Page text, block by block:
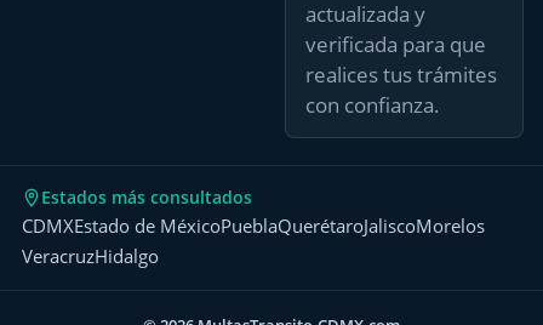
actualizada y
verificada para que
realices tus trámites
con confianza.
Estados más consultados
CDMXEstado de MéxicoPueblaQuerétaroJaliscoMorelos
VeracruzHidalgo